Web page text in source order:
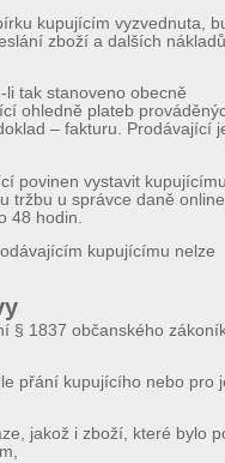
kupujícím vyzvednuta,
zboží a dalších
tak stanoveno obecně
ohledně plateb
– fakturu. Prodávající
povinen vystavit kupujícímu
tržbu u správce daně
48 hodin.
kupujícímu nelze
§ 1837 občanského
přání kupujícího nebo pro
jakož i zboží, které bylo